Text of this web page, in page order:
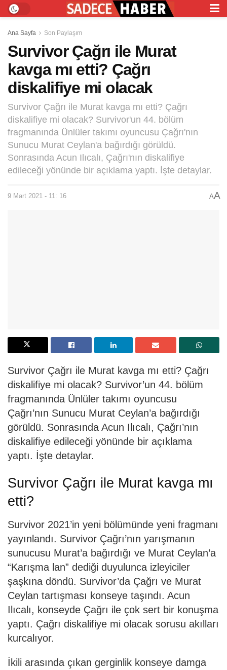
Ana Sayfa Son Paylaşım
Survivor Çağrı ile Murat
kavga mı etti? Çağrı
diskalifiye mi olacak
Survivor Çağrı ile Murat kavga mı etti? Çağrı
diskalifiye mi olacak? Survivor'un 44. bölüm
fragmanında Ünlüler takımı oyuncusu Çağrı'nın
Sunucu Murat Ceylan'a bağırdığı görüldü.
Sonrasında Acun Ilıcalı, Çağrı'nın diskalifiye
edileceği yönünde bir açıklama yaptı. İşte detaylar.
9 Mart 2021 - 11: 16 AA
Survivor Çağrı ile Murat kavga mı etti? Çağrı
diskalifiye mi olacak? Survivor’un 44. bölüm
fragmanında Ünlüler takımı oyuncusu
Çağrı’nın Sunucu Murat Ceylan’a bağırdığı
görüldü. Sonrasında Acun Ilıcalı, Çağrı’nın
diskalifiye edileceği yönünde bir açıklama
yaptı. İşte detaylar.
Survivor Çağrı ile Murat kavga mı
etti?
Survivor 2021’in yeni bölümünde yeni fragmanı
yayınlandı. Survivor Çağrı’nın yarışmanın
sunucusu Murat’a bağırdığı ve Murat Ceylan’a
“Karışma lan” dediği duyulunca izleyiciler
şaşkına döndü. Survivor’da Çağrı ve Murat
Ceylan tartışması konseye taşındı. Acun
Ilıcalı, konseyde Çağrı ile çok sert bir konuşma
yaptı. Çağrı diskalifiye mi olacak sorusu akılları
kurcalıyor.
İkili arasında çıkan gerginlik konseye damga